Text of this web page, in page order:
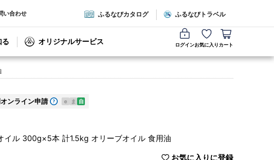
い合わせ ふるなびカタログ ふるなびトラベル
オリジナルサービス ログインお気に入り カート
ンライン申請 e ま 自
イル 300g×5本 計1.5kg オリーブオイル 食用油
お気に入りに登録